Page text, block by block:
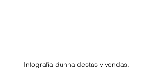
Infografía dunha destas vivendas.